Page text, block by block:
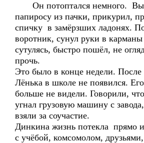
Он потоптался немного.
папиросу из пачки, прикурил,
спичку в замёрзших ладонях.
воротник, сунул руки в
сутулясь, быстро пошёл, не
прочь.
Это было в конце недели.
Лёнька в школе не появился.
больше не видели. Говорили,
угнал грузовую машину с
взяли за соучастие.
Динкина жизнь потекла прямо
с учёбой, комсомолом,